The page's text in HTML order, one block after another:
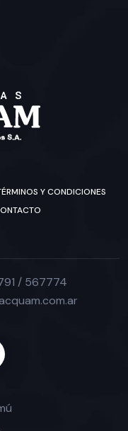
Y CONDICIONES
/ 567774